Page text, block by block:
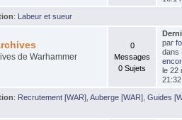
: Labeur et sueur
de Warhammer
0
Messages
0 Sujets
par
dans
le 22
: Recrutement [WAR] Auberge [WAR] Guides